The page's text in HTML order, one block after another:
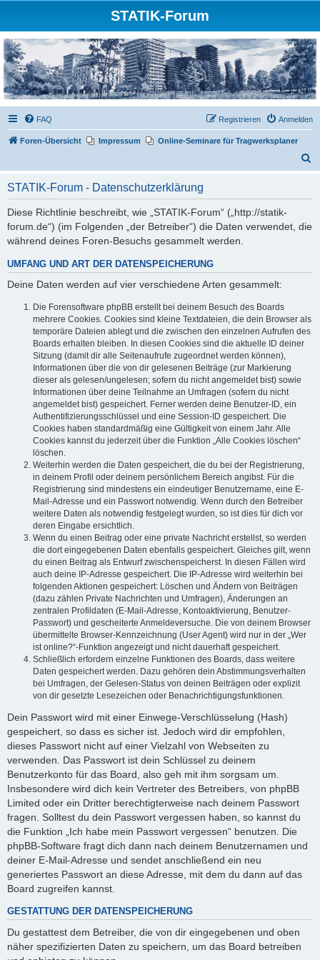
STATIK-Forum
FAQ Anmelden
Registrieren
Foren-Übersicht Impressum
Online-Seminare für Tragwerksplaner
STATIK-Forum - Datenschutzerklärung
Diese Richtlinie beschreibt, wie „STATIK-Forum“ („http://statik-
forum.de“) (im Folgenden „der Betreiber“) die Daten verwendet, die
während deines Foren-Besuchs gesammelt werden.
UMFANG UND ART DER DATENSPEICHERUNG
Deine Daten werden auf vier verschiedene Arten gesammelt:
Die Forensoftware phpBB erstellt bei deinem Besuch des Boards
mehrere Cookies. Cookies sind kleine Textdateien, die dein Browser als
temporäre Dateien ablegt und die zwischen den einzelnen Aufrufen des
Boards erhalten bleiben. In diesen Cookies sind die aktuelle ID deiner
Sitzung (damit dir alle Seitenaufrufe zugeordnet werden können),
Informationen über die von dir gelesenen Beiträge (zur Markierung
dieser als gelesen/ungelesen; sofern du nicht angemeldet bist) sowie
Informationen über deine Teilnahme an Umfragen (sofern du nicht
angemeldet bist) gespeichert. Ferner werden deine Benutzer-ID, ein
Authentifizierungsschlüssel und eine Session-ID gespeichert. Die
Cookies haben standardmäßig eine Gültigkeit von einem Jahr. Alle
Cookies kannst du jederzeit über die Funktion „Alle Cookies löschen“
löschen.
Weiterhin werden die Daten gespeichert, die du bei der Registrierung,
in deinem Profil oder deinem persönlichem Bereich angibst. Für die
Registrierung sind mindestens ein eindeutiger Benutzername, eine E-
Mail-Adresse und ein Passwort notwendig. Wenn durch den Betreiber
weitere Daten als notwendig festgelegt wurden, so ist dies für dich vor
deren Eingabe ersichtlich.
Wenn du einen Beitrag oder eine private Nachricht erstellst, so werden
die dort eingegebenen Daten ebenfalls gespeichert. Gleiches gilt, wenn
du einen Beitrag als Entwurf zwischenspeicherst. In diesen Fällen wird
auch deine IP-Adresse gespeichert. Die IP-Adresse wird weiterhin bei
folgenden Aktionen gespeichert: Löschen und Ändern von Beiträgen
(dazu zählen Private Nachrichten und Umfragen), Änderungen an
zentralen Profildaten (E-Mail-Adresse, Kontoaktivierung, Benutzer-
Passwort) und gescheiterte Anmeldeversuche. Die von deinem Browser
übermittelte Browser-Kennzeichnung (User Agent) wird nur in der „Wer
ist online?“-Funktion angezeigt und nicht dauerhaft gespeichert.
Schließlich erfordern einzelne Funktionen des Boards, dass weitere
Daten gespeichert werden. Dazu gehören dein Abstimmungsverhalten
bei Umfragen, der Gelesen-Status von deinen Beiträgen oder explizit
von dir gesetzte Lesezeichen oder Benachrichtigungsfunktionen.
Dein Passwort wird mit einer Einwege-Verschlüsselung (Hash)
gespeichert, so dass es sicher ist. Jedoch wird dir empfohlen,
dieses Passwort nicht auf einer Vielzahl von Webseiten zu
verwenden. Das Passwort ist dein Schlüssel zu deinem
Benutzerkonto für das Board, also geh mit ihm sorgsam um.
Insbesondere wird dich kein Vertreter des Betreibers, von phpBB
Limited oder ein Dritter berechtigterweise nach deinem Passwort
fragen. Solltest du dein Passwort vergessen haben, so kannst du
die Funktion „Ich habe mein Passwort vergessen“ benutzen. Die
phpBB-Software fragt dich dann nach deinem Benutzernamen und
deiner E-Mail-Adresse und sendet anschließend ein neu
generiertes Passwort an diese Adresse, mit dem du dann auf das
Board zugreifen kannst.
GESTATTUNG DER DATENSPEICHERUNG
Du gestattest dem Betreiber, die von dir eingegebenen und oben
näher spezifizierten Daten zu speichern, um das Board betreiben